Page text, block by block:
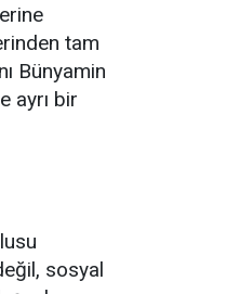
tam
Bünyamin
ayrı bir
sosyal